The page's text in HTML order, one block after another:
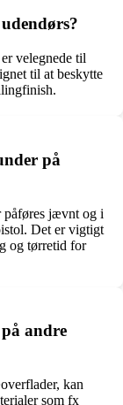
velegnede til
til at beskytte
på
påføres jævnt og i
Det er vigtigt
og tørretid for
andre
kan
som fx